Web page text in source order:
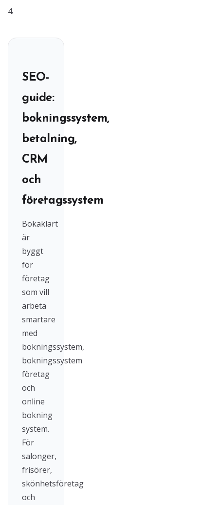
4.
SEO-
guide:
bokningssystem,
betalning,
CRM
och
företagssystem
Bokaklart
är
byggt
för
företag
som vill
arbeta
smartare
med
bokningssystem,
bokningssystem
företag
och
online
bokning
system.
För
salonger,
frisörer,
skönhetsföretag
och